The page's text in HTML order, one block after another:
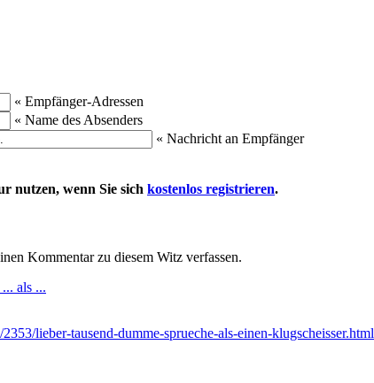
« Empfänger-Adressen
« Name des Absenders
« Nachricht an Empfänger
nutzen, wenn Sie sich kostenlos registrieren.
Kommentar zu diesem Witz verfassen.
als ...
lieber-tausend-dumme-sprueche-als-einen-klugscheisser.html